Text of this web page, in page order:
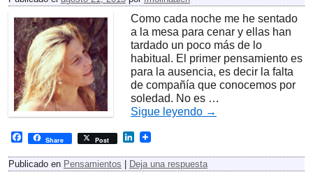
Como cada noche me he sentado
a la mesa para cenar y ellas han
tardado un poco más de lo
habitual. El primer pensamiento es
para la ausencia, es decir la falta
de compañía que conocemos por
soledad. No es …
Sigue leyendo →
F
a
c
e
Share Post
L
n
k
Publicado en Pensamientos Deja una respuesta